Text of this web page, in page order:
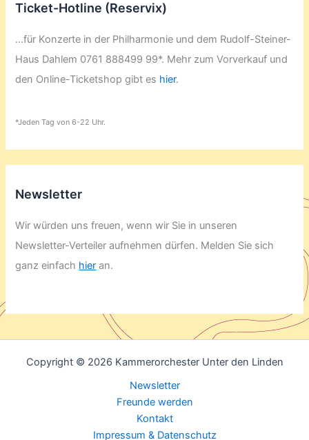
Ticket-Hotline (Reservix)
...für Konzerte in der Philharmonie und dem Rudolf-Steiner-
Haus Dahlem 0761 888499 99*. Mehr zum Vorverkauf und
den Online-Ticketshop gibt es hier.
*Jeden Tag von 6-22 Uhr.
Newsletter
Wir würden uns freuen, wenn wir Sie in unseren
Newsletter-Verteiler aufnehmen dürfen. Melden Sie sich
ganz einfach hier an.
Copyright © 2026 Kammerorchester Unter den Linden
Newsletter
Freunde werden
Kontakt
Impressum & Datenschutz